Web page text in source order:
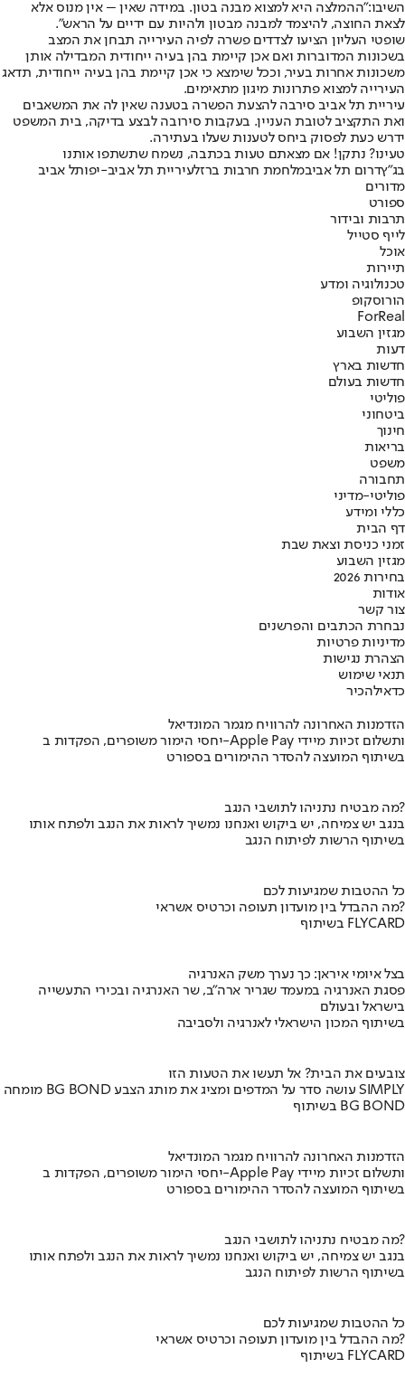
השיבו:"ההמלצה היא למצוא מבנה בטון. במידה שאין – אין מנוס אלא
לצאת החוצה, להיצמד למבנה מבטון ולהיות עם ידיים על הראש".
שופטי העליון הציעו לצדדים פשרה לפיה העירייה תבחן את המצב
בשכונות המדוברות ואם אכן קיימת בהן בעיה ייחודית המבדילה אותן
משכונות אחרות בעיר, וככל שימצא כי אכן קיימת בהן בעיה ייחודית, תדאג
העירייה למצוא פתרונות מיגון מתאימים.
עיריית תל אביב סירבה להצעת הפשרה בטענה שאין לה את המשאבים
ואת התקציב לטובת העניין. בעקבות סירובה לבצע בדיקה, בית המשפט
ידרש כעת לפסוק ביחס לטענות שעלו בעתירה.
טעינו? נתקן! אם מצאתם טעות בכתבה, נשמח שתשתפו אותנו
בג"ץדרום תל אביבמלחמת חרבות ברזלעיריית תל אביב-יפותל אביב
מדורים
ספורט
תרבות ובידור
לייף סטייל
אוכל
תיירות
טכנולוגיה ומדע
הורוסקופ
ForReal
מגזין השבוע
דעות
חדשות בארץ
חדשות בעולם
פוליטי
ביטחוני
חינוך
בריאות
משפט
תחבורה
פוליטי-מדיני
כללי ומידע
דף הבית
זמני כניסת וצאת שבת
מגזין השבוע
בחירות 2026
אודות
צור קשר
נבחרת הכתבים והפרשנים
מדיניות פרטיות
הצהרת נגישות
תנאי שימוש
כדאילהכיר
הזדמנות האחרונה להרוויח מגמר המונדיאל
יחסי הימור משופרים, הפקדות ב-Apple Pay ותשלום זכיות מיידי
בשיתוף המועצה להסדר ההימורים בספורט
מה מבטיח נתניהו לתושבי הנגב?
בנגב יש צמיחה, יש ביקוש ואנחנו נמשיך לראות את הנגב ולפתח אותו
בשיתוף הרשות לפיתוח הנגב
כל ההטבות שמגיעות לכם
מה ההבדל בין מועדון תעופה וכרטיס אשראי?
בשיתוף FLYCARD
בצל איומי איראן: כך נערך משק האנרגיה
פסגת האנרגיה במעמד שגריר ארה"ב, שר האנרגיה ובכירי התעשייה
בישראל ובעולם
בשיתוף המכון הישראלי לאנרגיה ולסביבה
צובעים את הבית? אל תעשו את הטעות הזו
מומחה BG BOND עושה סדר על המדפים ומציג את מותג הצבע SIMPLY
בשיתוף BG BOND
הזדמנות האחרונה להרוויח מגמר המונדיאל
יחסי הימור משופרים, הפקדות ב-Apple Pay ותשלום זכיות מיידי
בשיתוף המועצה להסדר ההימורים בספורט
מה מבטיח נתניהו לתושבי הנגב?
בנגב יש צמיחה, יש ביקוש ואנחנו נמשיך לראות את הנגב ולפתח אותו
בשיתוף הרשות לפיתוח הנגב
כל ההטבות שמגיעות לכם
מה ההבדל בין מועדון תעופה וכרטיס אשראי?
בשיתוף FLYCARD